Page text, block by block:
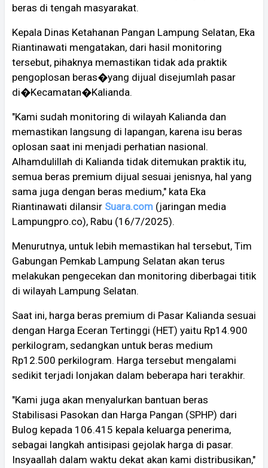
beras di tengah masyarakat.
Kepala Dinas Ketahanan Pangan Lampung Selatan, Eka
Riantinawati mengatakan, dari hasil monitoring
tersebut, pihaknya memastikan tidak ada praktik
pengoplosan beras�yang dijual disejumlah pasar
di�Kecamatan�Kalianda.
"Kami sudah monitoring di wilayah Kalianda dan
memastikan langsung di lapangan, karena isu beras
oplosan saat ini menjadi perhatian nasional.
Alhamdulillah di Kalianda tidak ditemukan praktik itu,
semua beras premium dijual sesuai jenisnya, hal yang
sama juga dengan beras medium," kata Eka
Riantinawati dilansir Suara.com (jaringan media
Lampungpro.co), Rabu (16/7/2025).
Menurutnya, untuk lebih memastikan hal tersebut, Tim
Gabungan Pemkab Lampung Selatan akan terus
melakukan pengecekan dan monitoring diberbagai titik
di wilayah Lampung Selatan.
Saat ini, harga beras premium di Pasar Kalianda sesuai
dengan Harga Eceran Tertinggi (HET) yaitu Rp14.900
perkilogram, sedangkan untuk beras medium
Rp12.500 perkilogram. Harga tersebut mengalami
sedikit terjadi lonjakan dalam beberapa hari terakhir.
"Kami juga akan menyalurkan bantuan beras
Stabilisasi Pasokan dan Harga Pangan (SPHP) dari
Bulog kepada 106.415 kepala keluarga penerima,
sebagai langkah antisipasi gejolak harga di pasar.
Insyaallah dalam waktu dekat akan kami distribusikan,"